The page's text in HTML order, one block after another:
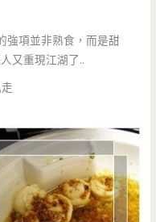
強項並非熟食，而是甜
又重現江湖了..